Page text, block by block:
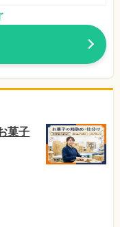
菓子